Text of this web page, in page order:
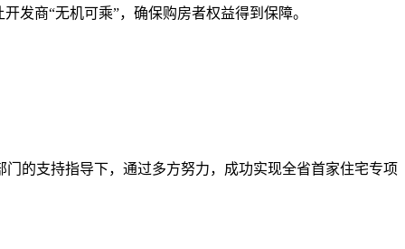
发商“无机可乘”，确保购房者权益得到保障。
的支持指导下，通过多方努力，成功实现全省首家住宅专项